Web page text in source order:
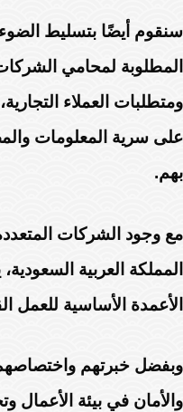
سنقوم أيضًا بتسليط
المطلوبة لمحامي
ومتطلبات العملاء
على سرية المعلومات
بهم.
مع وجود الشركات
المملكة العربية
الأعمدة الأساسية للعمل
وبفضل خبرتهم
والأمان في بيئة الأعمال